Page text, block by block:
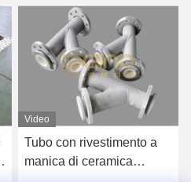
Video
Tubo con rivestimento a
manica di ceramica